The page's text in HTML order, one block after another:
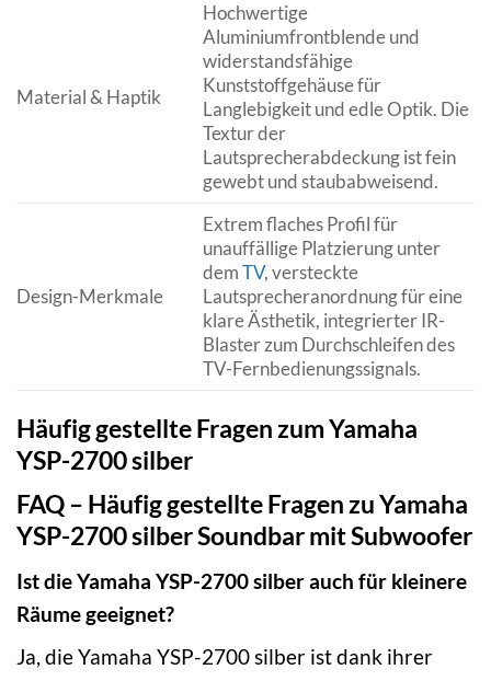
Material & Haptik
Hochwertige
Aluminiumfrontblende und
widerstandsfähige
Kunststoffgehäuse für
Langlebigkeit und edle Optik. Die
Textur der
Lautsprecherabdeckung ist fein
gewebt und staubabweisend.
Design-Merkmale
Extrem flaches Profil für
unauffällige Platzierung unter
demTV, versteckte
Lautsprecheranordnung für eine
klare Ästhetik, integrierter IR-
Blaster zum Durchschleifen des
TV-Fernbedienungssignals.
Häufig gestellte Fragen zum Yamaha
YSP-2700 silber
FAQ – Häufig gestellte Fragen zu Yamaha
YSP-2700 silber Soundbar mit Subwoofer
Ist die Yamaha YSP-2700 silber auch für kleinere
Räume geeignet?
Ja, die Yamaha YSP-2700 silber ist dank ihrer